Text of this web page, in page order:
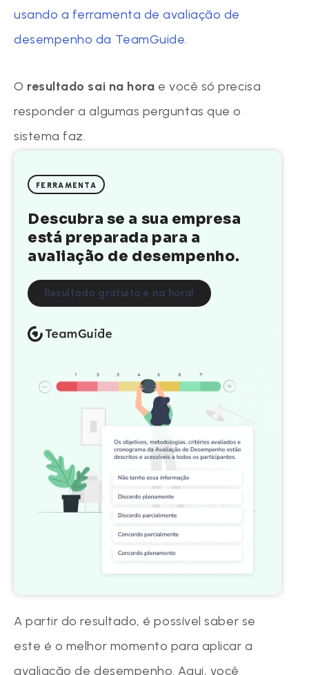
usando a ferramenta de avaliação de
desempenho da TeamGuide.
O resultado sai na hora e você só precisa
responder a algumas perguntas que o
sistema faz.
FERRAMENTA
Descubra se a sua empresa
está preparada para a
avaliação de desempenho.
Resultado gratuito e na hora!
A partir do resultado, é possível saber se
este é o melhor momento para aplicar a
avaliação de desempenho. Aqui, você